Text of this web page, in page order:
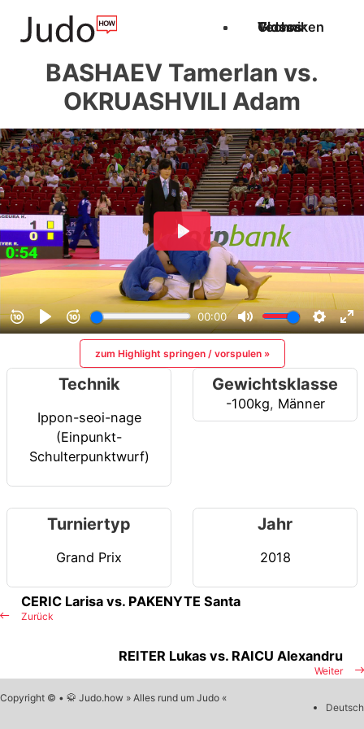
Techniken
Videos
Glossar
BASHAEV Tamerlan vs.
OKRUASHVILI Adam
zum Highlight springen / vorspulen »
Technik
Ippon-seoi-nage
(Einpunkt-
Schulterpunktwurf)
Gewichtsklasse
-100kg, Männer
Turniertyp
Grand Prix
Jahr
2018
Zurück
CERIC Larisa vs. PAKENYTE Santa
Weiter
REITER Lukas vs. RAICU Alexandru
Copyright © • 🥋 Judo.how » Alles rund um Judo «
Deutsch